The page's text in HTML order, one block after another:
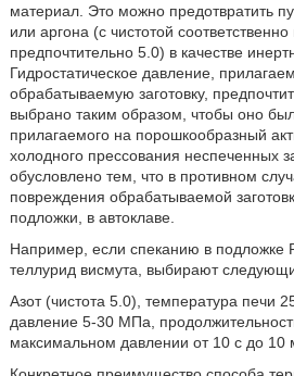
материал. Это можно предотвратить
или аргона (с чистотой
предпочтительно 5.0) в качестве
Гидростатическое давление,
обрабатываемую заготовку,
выбрано таким образом, чтобы оно
прилагаемого на порошкообразный
холодного прессования неспеченных
обусловлено тем, что в противном
повреждения обрабатываемой
подложки, в автоклаве.
Например, если спеканию в подложке
теллурид висмута, выбирают
Азот (чистота 5.0), температура печи
давление 5-30 МПа,
максимальном давлении от 10 с до 10